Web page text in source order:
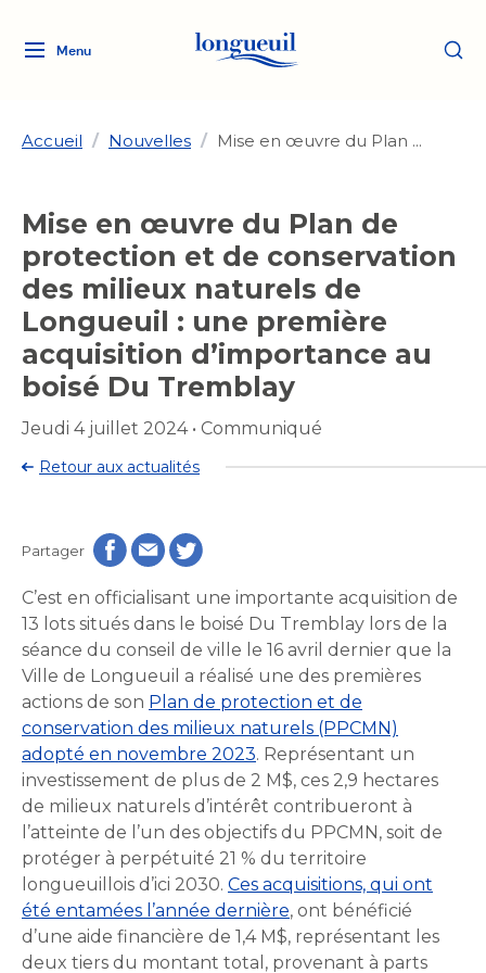
Menu
Logo
Ville
lien
l'accueil
Ma ville, ma propriété
Aménagement et urbanisme
Aménagement et urbanisme
Rôle d'évaluation
Rôle d'évaluation
Taxes
Taxes
Loisirs et culture
Arts et culture
Arts et culture
Bibliothèques
Développement social
Développement social
Loisir et vie communautaire
Loisir et vie communautaire
Parcs et espaces verts
Sports et saines habitudes de vie
Sports et saines habitudes de vie
Reconnaissance et soutien des organismes
Reconnaissance et soutien des organismes
Bénévolat
Bénévolat
Lutte à l'itinérance
Lutte à l'itinérance
Services de proximité
Déneigement
Eau
Eau
Écocentres
Info-Travaux
Matières résiduelles et collectes
Matières résiduelles et collectes
Stationnements municipaux
Stationnements municipaux
Voie publique
Voie publique
Transition socioécologique
et mobilité
Transition socioécologique et mobilité
Arbres, plantes et pelouse
Arbres, plantes et pelouse
Biodiversité et milieux naturels
Biodiversité et milieux naturels
Lutte aux changements climatiques
Lutte aux changements climatiques
Mobilité durable
Mobilité durable
Verdissement et travaux de foresterie
Verdissement et travaux de foresterie
Service de police
Service de police
Service sécurité incendie
Service sécurité incendie
Sécurisation des rues locales
Sécurisation des rues locales
Vie démocratique
Élus
Élus
Demande d'accès à l'information
Demande d'accès à l'information
Instances décisionnelles
Instances décisionnelles
Participation citoyenne
Participation citoyenne
Procès-verbaux
Procès-verbaux
Projets particuliers
Projets particuliers
Ouvre
dans
une
Règlements municipaux
Règlements municipaux
Entreprises
Développement économique
Développement économique
Ouvre
dans
une
nouvelle
fenêtre
Développement immobilier
Développement immobilier
Ouvre
dans
une
nouvelle
fenêtre
Fournisseurs
Fournisseurs
Gestion des matières résiduelles
Gestion des matières résiduelles
À propos de la Ville
Actualités et publications
Actualités et publications
Administration municipale
Administration municipale
Approvisionnement
Approvisionnement
Bureau de l’éthique et de l’inspection
contractuelle
Ouvre
Quoi faire à Longueuil
Activités artistiques et
culturelles
Activités éducatives et de
loisirs
Activités sportives et plein
air
Arts de la scène, spectacles
et festivals
Calendrier des événements
Accueil / Nouvelles / Mise en œuvre du Plan ...
Mise en œuvre du Plan de
protection et de conservation
des milieux naturels de
Longueuil : une première
acquisition d’importance au
boisé Du Tremblay
Jeudi 4 juillet 2024 • Communiqué
Retour aux actualités
Partager
C’est en officialisant une importante acquisition de
13 lots situés dans le boisé Du Tremblay lors de la
séance du conseil de ville le 16 avril dernier que la
Ville de Longueuil a réalisé une des premières
actions de son Plan de protection et de
conservation des milieux naturels (PPCMN)
adopté en novembre 2023. Représentant un
investissement de plus de 2 M$, ces 2,9 hectares
de milieux naturels d’intérêt contribueront à
l’atteinte de l’un des objectifs du PPCMN, soit de
protéger à perpétuité 21 % du territoire
longueuillois d’ici 2030. Ces acquisitions, qui ont
été entamées l’année dernière, ont bénéficié
d’une aide financière de 1,4 M$, représentant les
deux tiers du montant total, provenant à parts